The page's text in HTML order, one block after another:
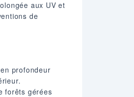
aux UV et
de
profondeur
forêts gérées